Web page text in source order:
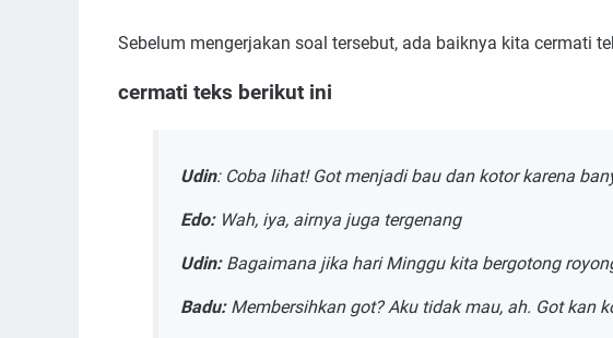
Sebelum mengerjakan soal tersebut, ada baiknya kita cermati
cermati teks berikut ini
Udin: Coba lihat! Got menjadi bau dan kotor karena
Edo:Wah, iya, airnya juga tergenang
Udin:Bagaimana jika hari Minggu kita bergotong
Badu:Membersihkan got? Aku tidak mau, ah. Got kan